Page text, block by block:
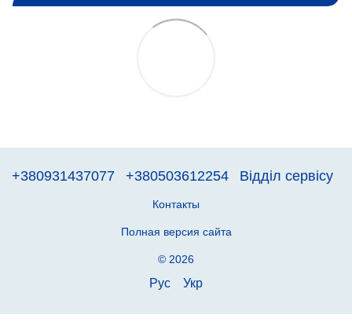
+380931437077 +380503612254 Відділ сервісу
Контакты
Полная версия сайта
© 2026
Рус Укр